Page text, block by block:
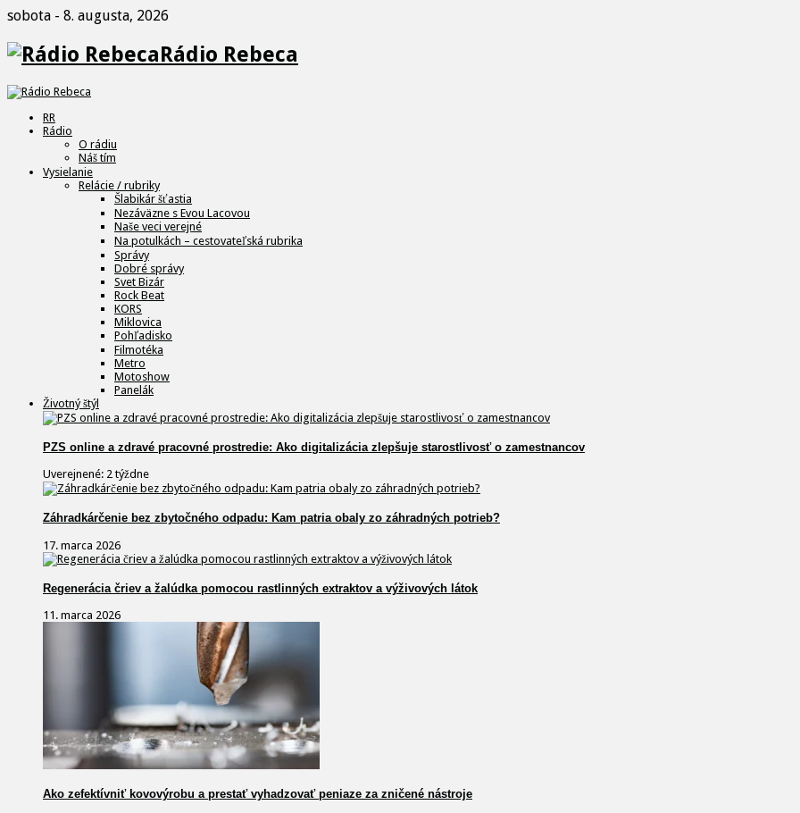
sobota - 8. augusta, 2026
Rádio Rebeca
RR
Rádio
O rádiu
Náš tím
Vysielanie
Relácie / rubriky
Šlabikár šťastia
Nezáväzne s Evou Lacovou
Naše veci verejné
Na potulkách – cestovateľská rubrika
Správy
Dobré správy
Svet Bizár
Rock Beat
KORS
Miklovica
Pohľadisko
Filmotéka
Metro
Motoshow
Panelák
Životný štýl
PZS online a zdravé pracovné prostredie: Ako digitalizácia zlepšuje starostlivosť o zamestnancov
Uverejnené: 2 týždne
Záhradkárčenie bez zbytočného odpadu: Kam patria obaly zo záhradných potrieb?
17. marca 2026
Regenerácia čriev a žalúdka pomocou rastlinných extraktov a výživových látok
11. marca 2026
Ako zefektívniť kovovýrobu a prestať vyhadzovať peniaze za zničené nástroje